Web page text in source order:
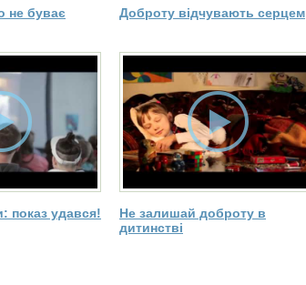
не буває Доброту відчувають серцем
показ удався!
Не залишай доброту в
дитинстві